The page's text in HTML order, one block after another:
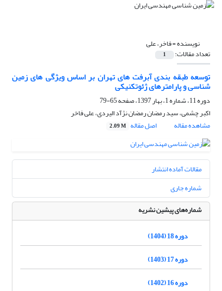
نویسنده =فاخر، علی
تعداد مقالات: 1
توسعه طبقه بندی آبرفت های تهران بر اساس ویژگی های زمین
شناسی و پارامترهای ژئوتکنیکی
دوره 11، شماره 1، بهار 1397، صفحه
65-79
اکبر چشمی، سید رمضان رمضان نژآد الیردی، علی فاخر
مشاهده مقاله
اصل مقاله 2.09 M
مقالات آماده انتشار
شماره جاری
شماره‌های پیشین نشریه
دوره 18 (1404)
دوره 17 (1403)
دوره 16 (1402)